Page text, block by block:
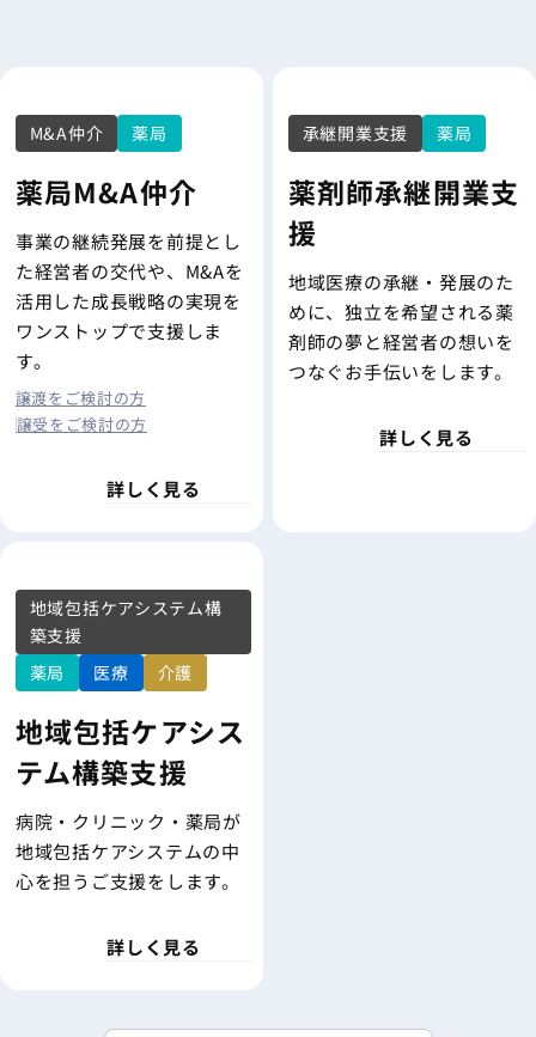
M&A仲介 薬局
薬局M&A仲介
事業の継続発展を前提とし
た経営者の交代や、M&Aを
活用した成長戦略の実現を
ワンストップで支援しま
す。
譲渡をご検討の方
譲受をご検討の方
詳しく見る
承継開業支援 薬局
薬剤師承継開業支
援
地域医療の承継・発展のた
めに、独立を希望される薬
剤師の夢と経営者の想いを
つなぐお手伝いをします。
詳しく見る
地域包括ケアシステム構
築支援
薬局
医療 介護
地域包括ケアシス
テム構築支援
病院・クリニック・薬局が
地域包括ケアシステムの中
心を担うご支援をします。
詳しく見る